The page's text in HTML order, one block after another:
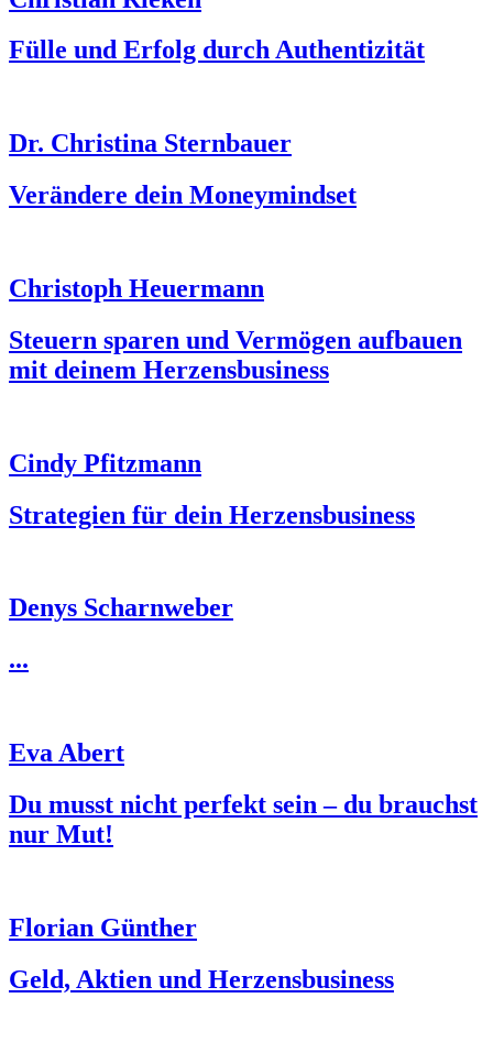
Fülle und Erfolg durch Authentizität
Dr. Christina Sternbauer
Verändere dein Moneymindset
Christoph Heuermann
Steuern sparen und Vermögen aufbauen
mit deinem Herzensbusiness
Cindy Pfitzmann
Strategien für dein Herzensbusiness
Denys Scharnweber
...
Eva Abert
Du musst nicht perfekt sein – du brauchst
nur Mut!
Florian Günther
Geld, Aktien und Herzensbusiness